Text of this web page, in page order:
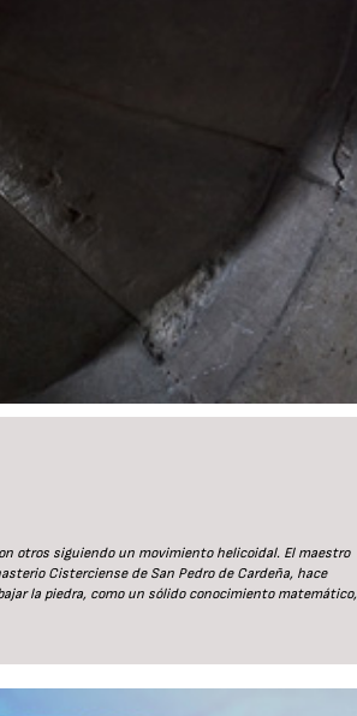
otros siguiendo un movimiento helicoidal. El maestro
Cisterciense de San Pedro de Cardeña, hace
la piedra, como un sólido conocimiento matemático,